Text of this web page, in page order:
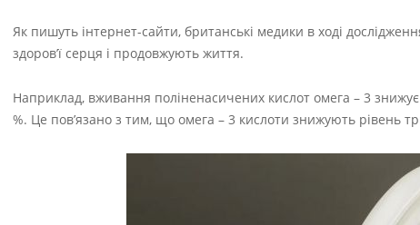
Як пишуть інтернет-сайти, британські медики в ході
здоров’ї серця і продовжують життя.
Наприклад, вживання поліненасичених кислот омега – 3
%. Це пов’язано з тим, що омега – 3 кислоти знижують рівень